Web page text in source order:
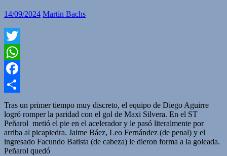
14/09/2024 Martin Bachs
Twitter
WhatsApp
Facebook
Compartir
Tras un primer tiempo muy discreto, el equipo de Diego Aguirre
logró romper la paridad con el gol de Maxi Silvera. En el ST
Peñarol metió el pie en el acelerador y le pasó literalmente por
arriba al picapiedra. Jaime Báez, Leo Fernández (de penal) y el
ingresado Facundo Batista (de cabeza) le dieron forma a la goleada.
Peñarol quedó